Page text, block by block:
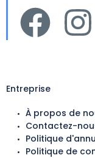
Entreprise
À propos de
Contactez-
Politique
Politique de